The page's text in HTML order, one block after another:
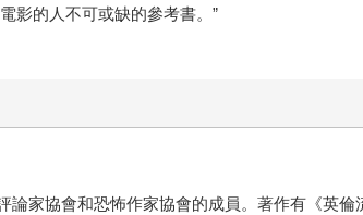
影的人不可或缺的參考書。”
家協會和恐怖作家協會的成員。著作有《英倫